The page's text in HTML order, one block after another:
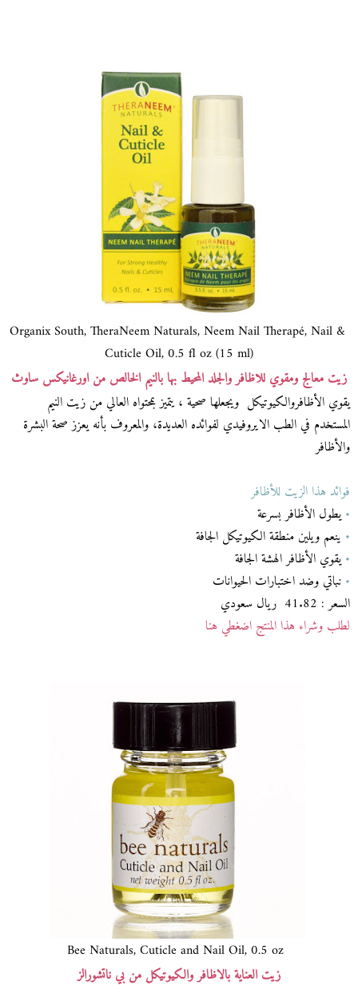
Organix South, TheraNeem Naturals, Neem Nail Therapé, Nail &
Cuticle Oil, 0.5 fl oz (15 ml)
زيت معالج ومقوي للاظافر والجلد المحيط بها بالنيم الخالص من اورغانيكس ساوث
يقوي الأظافروالكيوتيكل ويجعلها صحية ، يتميز بمحتواه العالي من زيت النيم
المستخدم في الطب الايروفيدي لفوائده العديدة، والمعروف بأنه يعزز صحة البشرة
والأظافر
فوائد هذا الزيت للأظافر
•يطول الأظافر بسرعة
• ينعم ويلين منطقة الكيوتيكل الجافة
•يقوي الأظافر الهشة الجافة
•نباتي وضد اختبارات الحيوانات
السعر : 41.82 ريال سعودي
لطلب وشراء هذا المنتج اضغطي هنا
Bee Naturals, Cuticle and Nail Oil, 0.5 oz
زيت العناية بالاظافر والكيوتيكل من بي ناتشورالز